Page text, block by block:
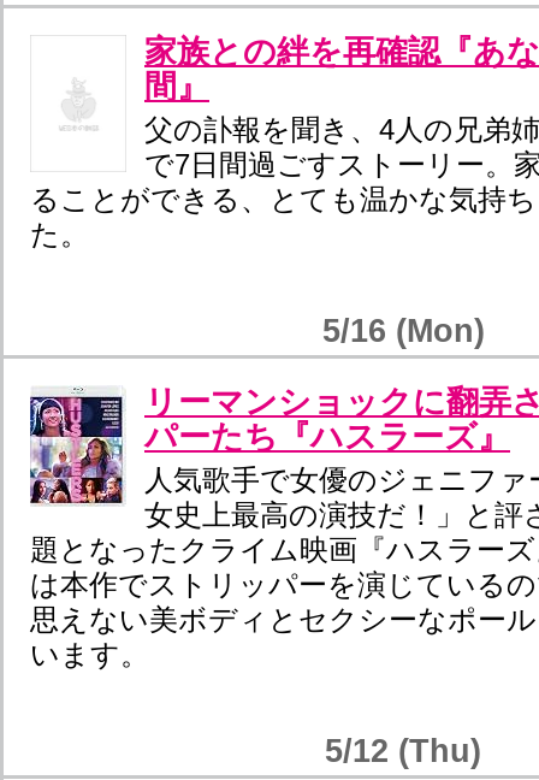
家族との絆を再確認『あ
間』
父の訃報を聞き、4人の兄弟
で7日間過ごすストーリー。
ることができる、とても温かな気持
た。
5/16 (Mon)
リーマンショックに翻弄
パーたち『ハスラーズ』
人気歌手で女優のジェニフ
女史上最高の演技だ！」と評
題となったクライム映画『ハスラー
は本作でストリッパーを演じている
思えない美ボディとセクシーなポー
います。
5/12 (Thu)